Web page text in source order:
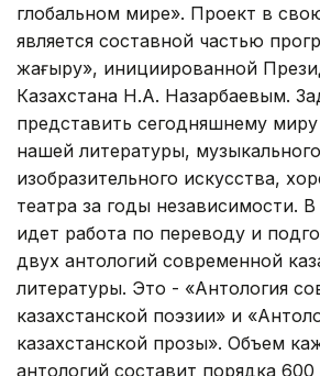
глобальном мире». Проект в
является составной частью
жаңғыру», инициированной
Казахстана Н.А. Назарбаевым.
представить сегодняшнему
нашей литературы,
изобразительного искусства,
театра за годы независимости.
идет работа по переводу и
двух антологий современной
литературы. Это - «Антология
казахстанской поэзии» и
казахстанской прозы». Объем
антологий составит порядка